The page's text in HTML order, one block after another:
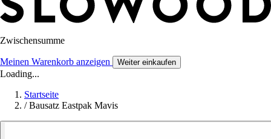
Zwischensumme
Meinen Warenkorb anzeigen Weiter einkaufen
Loading...
Startseite
/ Bausatz Eastpak Mavis